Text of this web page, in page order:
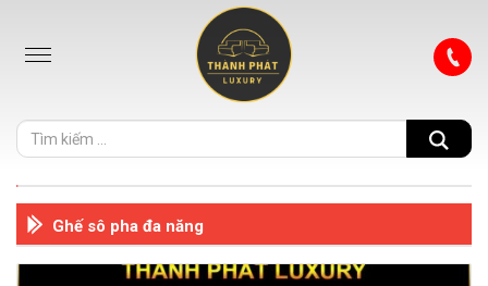
Ghế sô pha đa năng